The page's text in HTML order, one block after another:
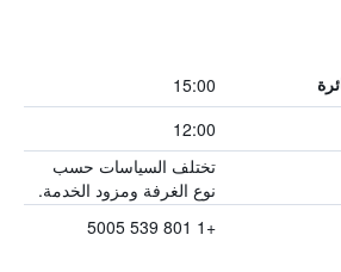
15:00
12:00
تختلف السياسات حسب
نوع الغرفة ومزود الخدمة.
+1 801 539 5005